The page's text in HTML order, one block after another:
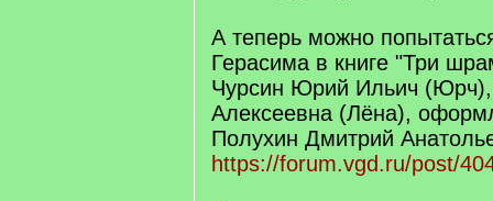
А теперь можно
Герасима в книге "Три
Чурсин Юрий Ильич
Алексеевна (Лёна),
Полухин Дмитрий
https://forum.vgd.ru/post/